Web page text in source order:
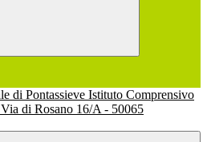
Istituto Comprensivo
Via di Rosano 16/A - 50065